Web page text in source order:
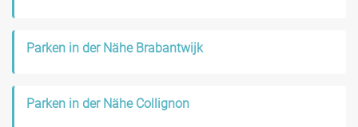
Parken in der Nähe Brabantwijk
Parken in der Nähe Collignon